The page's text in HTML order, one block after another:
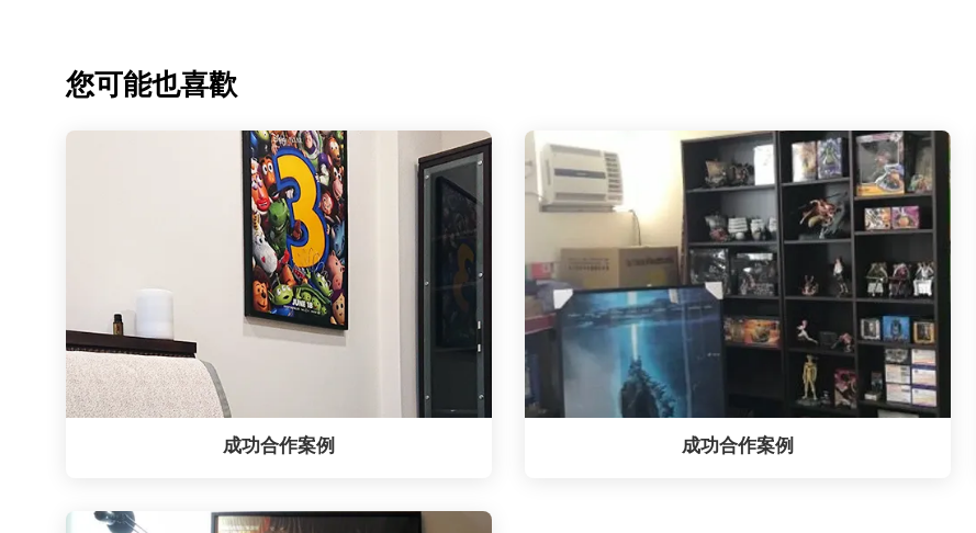
您可能也喜歡
成功合作案例 成功合作案例